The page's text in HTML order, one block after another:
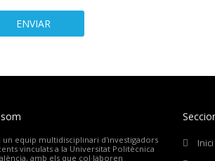
un equip multidisciplinari d'investigadors
vinculats a la Universitat Politècnica
amb els que col·laboren
Inici